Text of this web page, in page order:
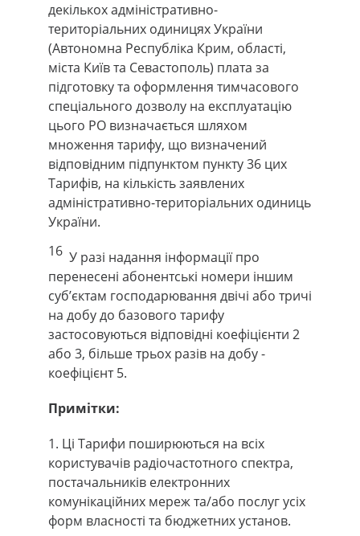
декількох адміністративно-
територіальних одиницях України
(Автономна Республіка Крим, області,
міста Київ та Севастополь) плата за
підготовку та оформлення тимчасового
спеціального дозволу на експлуатацію
цього РО визначається шляхом
множення тарифу, що визначений
відповідним підпунктом пункту 36 цих
Тарифів, на кількість заявлених
адміністративно-територіальних одиниць
України.
16 У разі надання інформації про
перенесені абонентські номери іншим
суб’єктам господарювання двічі або тричі
на добу до базового тарифу
застосовуються відповідні коефіцієнти 2
або 3, більше трьох разів на добу -
коефіцієнт 5.
Примітки:
1. Ці Тарифи поширюються на всіх
користувачів радіочастотного спектра,
постачальників електронних
комунікаційних мереж та/або послуг усіх
форм власності та бюджетних установ.